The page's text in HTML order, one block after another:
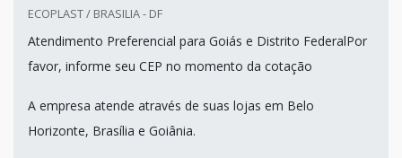
ECOPLAST / BRASILIA - DF
Atendimento Preferencial para Goiás e Distrito FederalPor
favor, informe seu CEP no momento da cotação
A empresa atende através de suas lojas em Belo
Horizonte, Brasília e Goiânia.